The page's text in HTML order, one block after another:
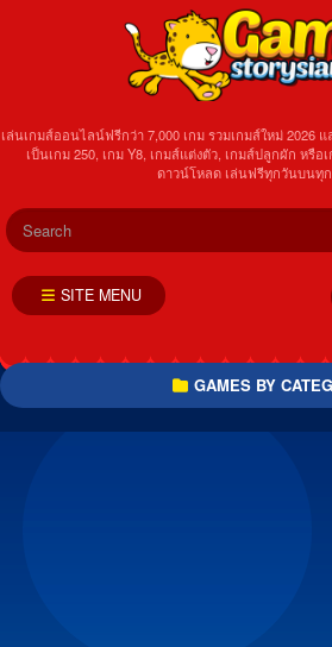
เล่นเกมส์ออนไลน์ฟรีกว่า 7,000 เกม รวมเกมส์ใหม่ 2026
เป็นเกม 250, เกม Y8, เกมส์แต่งตัว, เกมส์ปลูกผัก หรื
ดาวน์โหลด เล่นฟรีทุกวันบนทุ
SITE MENU
GAMES BY